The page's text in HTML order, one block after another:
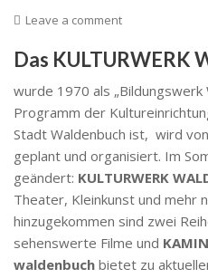
Leave a comment
Das KULTURWERK
wurde 1970 als „Bildungswerk
Programm der
Stadt Waldenbuch ist, wird
geplant und organisiert. Im
geändert: KULTURWERK
Theater, Kleinkunst und mehr
hinzugekommen sind zwei
sehenswerte Filme und
waldenbuch bietet zu